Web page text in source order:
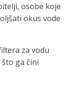
osobe koje
okus vode
za vodu
ga čini